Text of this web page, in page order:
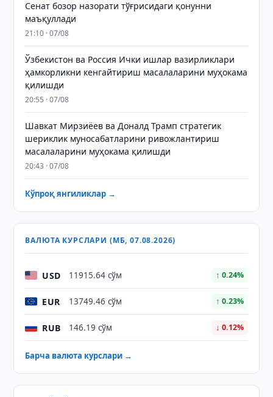
Сенат бозор назорати тўғрисидаги қонунни
маъқуллади
21:10 · 07/08
Ўзбекистон ва Россия Ички ишлар вазирликлари
ҳамкорликни кенгайтириш масалаларини муҳокама
қилишди
20:55 · 07/08
Шавкат Мирзиёев ва Доналд Трамп стратегик
шериклик муносабатларини ривожлантириш
масалаларини муҳокама қилишди
20:43 · 07/08
Кўпроқ янгиликлар →
ВАЛЮТА КУРСЛАРИ (МБ, 07.08.2026)
USD 11915.64 сўм ↑ 0.24%
EUR 13749.46 сўм ↑ 0.23%
RUB 146.19 сўм ↓ 0.12%
Барча валюта курслари →